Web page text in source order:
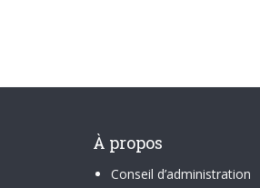
À propos
Conseil d’administration